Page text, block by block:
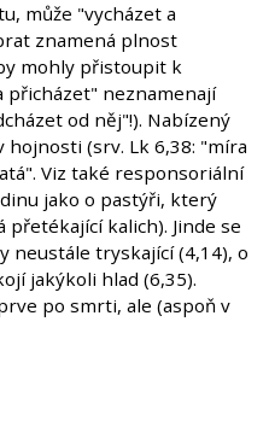
může "vycházet a
znamená plnost
mohly přistoupit k
přicházet" neznamenají
od něj"!). Nabízený
(srv. Lk 6,38: "míra
Viz také responsoriální
jako o pastýři, který
kalich). Jinde se
neustále tryskající (4,14), o
jakýkoli hlad (6,35).
po smrti, ale (aspoň v